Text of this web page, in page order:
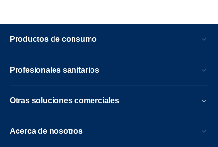
Productos de consumo
Profesionales sanitarios
Otras soluciones comerciales
Acerca de nosotros